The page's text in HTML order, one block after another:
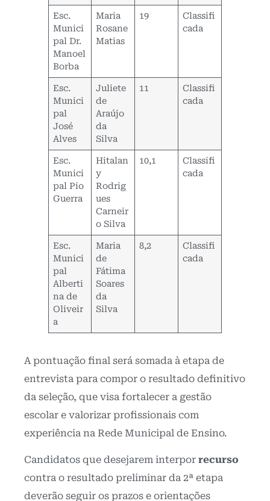
Esc.
Munici
pal Dr.
Manoel
Borba
Maria
Rosane
Matias
19
Classifi
cada
Esc.
Munici
pal
José
Alves
Juliete
de
Araújo
da
Silva
11
Classifi
cada
Esc.
Munici
pal Pio
Guerra
Hitalan
y
Rodrig
ues
Carneir
o Silva
10,1
Classifi
cada
Esc.
Munici
pal
Alberti
na de
Oliveir
a
Maria
de
Fátima
Soares
da
Silva
8,2
Classifi
cada
A pontuação final será somada à etapa de
entrevista para compor o resultado definitivo
da seleção, que visa fortalecer a gestão
escolar e valorizar profissionais com
experiência na Rede Municipal de Ensino.
Candidatos que desejarem interpor recurso
contra o resultado preliminar da 2ª etapa
deverão seguir os prazos e orientações